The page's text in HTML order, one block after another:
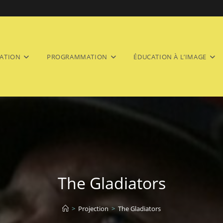
PROGRAMMATION ÉDUCATION À L’IMAGE
The Gladiators
> Projection > The Gladiators